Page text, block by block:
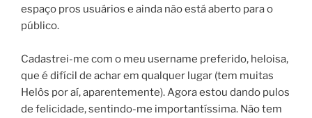
espaço pros usuários e ainda não está aberto para o
público.
Cadastrei-me com o meu username preferido, heloisa,
que é difícil de achar em qualquer lugar (tem muitas
Helôs por aí, aparentemente). Agora estou dando pulos
de felicidade, sentindo-me importantíssima. Não tem